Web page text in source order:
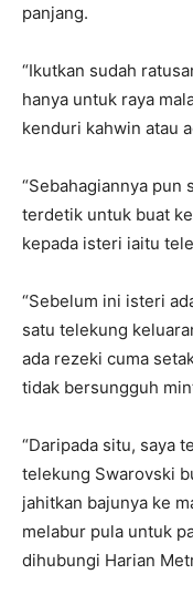
panjang.
“Ikutkan sudah
hanya untuk raya
kenduri kahwin atau
“Sebahagiannya pun
terdetik untuk buat
kepada isteri iaitu
“Sebelum ini isteri
satu telekung
ada rezeki cuma
tidak bersungguh
“Daripada situ, saya
telekung Swarovski
jahitkan bajunya ke
melabur pula untuk
dihubungi Harian